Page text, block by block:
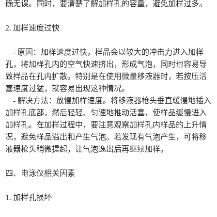
确无误。同时，要清楚了解加样孔的容量，避免加样过多。
2. 加样速度过快
- 原因：加样速度过快，样品会以较大的冲击力进入加样
孔，将加样孔内的空气快速挤出，形成气泡，同时也容易导
致样品在孔内扩散。特别是在使用微量移液器时，若按压活
塞速度过猛，就容易出现这种情况。
- 解决方法：放慢加样速度。将移液器枪头垂直缓慢地插入
加样孔底部，然后轻轻、匀速地推动活塞，使样品缓慢进入
加样孔。在加样过程中，要注意观察加样孔内样品的上升情
况，避免样品溢出和产生气泡。若发现有气泡产生，可将移
液器枪头稍微提起，让气泡逸出后再继续加样。
四、电泳仪相关因素
1. 加样孔损坏